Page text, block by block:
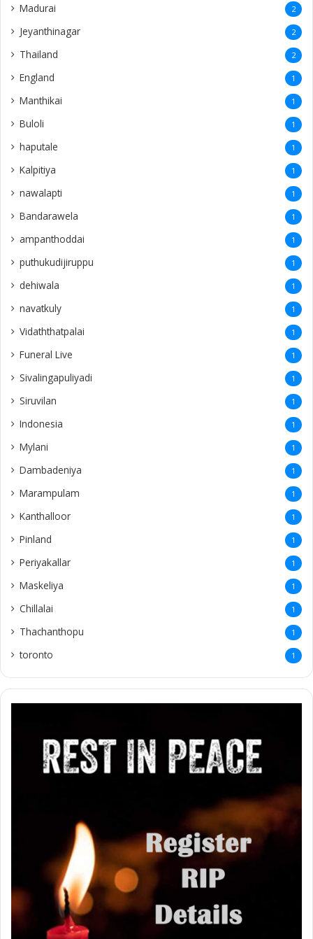
Madurai 2
Jeyanthinagar 2
Thailand 2
England 1
Manthikai 1
Buloli 1
haputale 1
Kalpitiya 1
nawalapti 1
Bandarawela 1
ampanthoddai 1
puthukudijiruppu 1
dehiwala 1
navatkuly 1
Vidaththatpalai 1
Funeral Live 1
Sivalingapuliyadi 1
Siruvilan 1
Indonesia 1
Mylani 1
Dambadeniya 1
Marampulam 1
Kanthalloor 1
Pinland 1
Periyakallar 1
Maskeliya 1
Chillalai 1
Thachanthopu 1
toronto 1